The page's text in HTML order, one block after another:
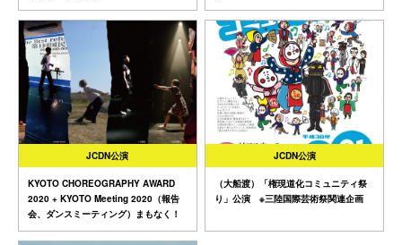
JCDN公演
KYOTO CHOREOGRAPHY AWARD
2020 + KYOTO Meeting 2020（報告
会、ダンスミーティング）まもなく！
JCDN公演
（大船渡）「権現道化コミュニティ祭
り」公演 ※三陸国際芸術祭関連企画